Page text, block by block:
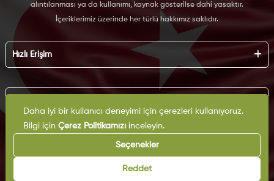
alıntılanması ya da kullanımı, kaynak gösterilse dahi yasaktır.
İçeriklerimiz üzerinde her türlü hakkımız saklıdır.
Hızlı Erişim
Künye
Reklam
İş Birliği
Arşiv
İletişim
KVKK
Çerez Politikası
Gizlilik Politikası
Kullanım Şartları
Daha iyi bir kullanıcı deneyimi için çerezleri kullanıyoruz.
Bilgi için Çerez Politikamızıinceleyin.
Seçenekler
Reddet